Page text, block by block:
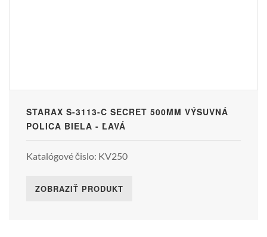
STARAX S-3113-C SECRET 500MM VÝSUVNÁ
POLICA BIELA - ĽAVÁ
Katalógové čislo: KV250
ZOBRAZIŤ PRODUKT